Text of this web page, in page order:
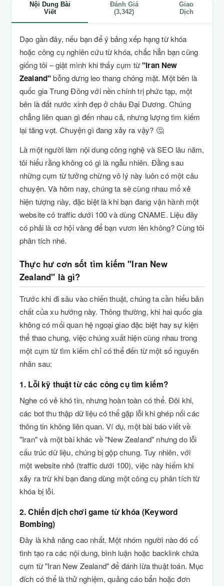
Nội Dung Bài
Viết
Đánh Giá
(3,342)
Giao
Dịch
Dạo gần đây, nếu bạn để ý bảng xếp hạng từ khóa
hoặc công cụ nghiên cứu từ khóa, chắc hẳn bạn cũng
giống tôi – giật mình khi thấy cụm từ"Iran New
Zealand"bỗng dưng leo thang chóng mặt. Một bên là
quốc gia Trung Đông với nền chính trị phức tạp, một
bên là đất nước xinh đẹp ở châu Đại Dương. Chúng
chẳng liên quan gì đến nhau cả, nhưng lượng tìm kiếm
lại tăng vọt. Chuyện gì đang xảy ra vậy? 🤔
Là một người làm nội dung công nghệ và SEO lâu năm,
tôi hiểu rằng không có gì là ngẫu nhiên. Đằng sau
những cụm từ tưởng chừng vô lý này luôn có một câu
chuyện. Và hôm nay, chúng ta sẽ cùng nhau mổ xẻ
hiện tượng này, đặc biệt là khi bạn đang vận hành một
website có traffic dưới 100 và dùng CNAME. Liệu đây
có phải là cơ hội vàng để bạn vươn lên không? Cùng tôi
phân tích nhé.
Thực hư cơn sốt tìm kiếm "Iran New
Zealand" là gì?
Trước khi đi sâu vào chiến thuật, chúng ta cần hiểu bản
chất của xu hướng này. Thông thường, khi hai quốc gia
không có mối quan hệ ngoại giao đặc biệt hay sự kiện
thể thao chung, việc chúng xuất hiện cùng nhau trong
một cụm từ tìm kiếm chỉ có thể đến từ một số nguyên
nhân sau:
1. Lỗi kỹ thuật từ các công cụ tìm kiếm?
Nghe có vẻ khó tin, nhưng hoàn toàn có thể. Đôi khi,
các bot thu thập dữ liệu có thể gặp lỗi khi ghép nối các
thông tin không liên quan. Ví dụ, một bài báo viết về
"Iran" và một bài khác về "New Zealand" nhưng do lỗi
cấu trúc dữ liệu, chúng bị gộp chung. Tuy nhiên, với
một website nhỏ (traffic dưới 100), việc này hiếm khi
xảy ra trừ khi bạn đang dùng một công cụ phân tích từ
khóa bị lỗi.
2. Chiến dịch chơi game từ khóa (Keyword
Bombing)
Đây là khả năng cao nhất. Một nhóm người nào đó cố
tình tạo ra các nội dung, bình luận hoặc backlink chứa
cụm từ "Iran New Zealand" để đánh lừa thuật toán. Mục
đích có thể là thử nghiệm, quảng cáo bẩn hoặc đơn